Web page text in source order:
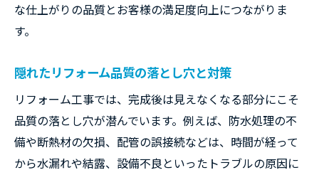
な仕上がりの品質とお客様の満足度向上につながりま
す。
隠れたリフォーム品質の落とし穴と対策
リフォーム工事では、完成後は見えなくなる部分にこそ
品質の落とし穴が潜んでいます。例えば、防水処理の不
備や断熱材の欠損、配管の誤接続などは、時間が経って
から水漏れや結露、設備不良といったトラブルの原因に